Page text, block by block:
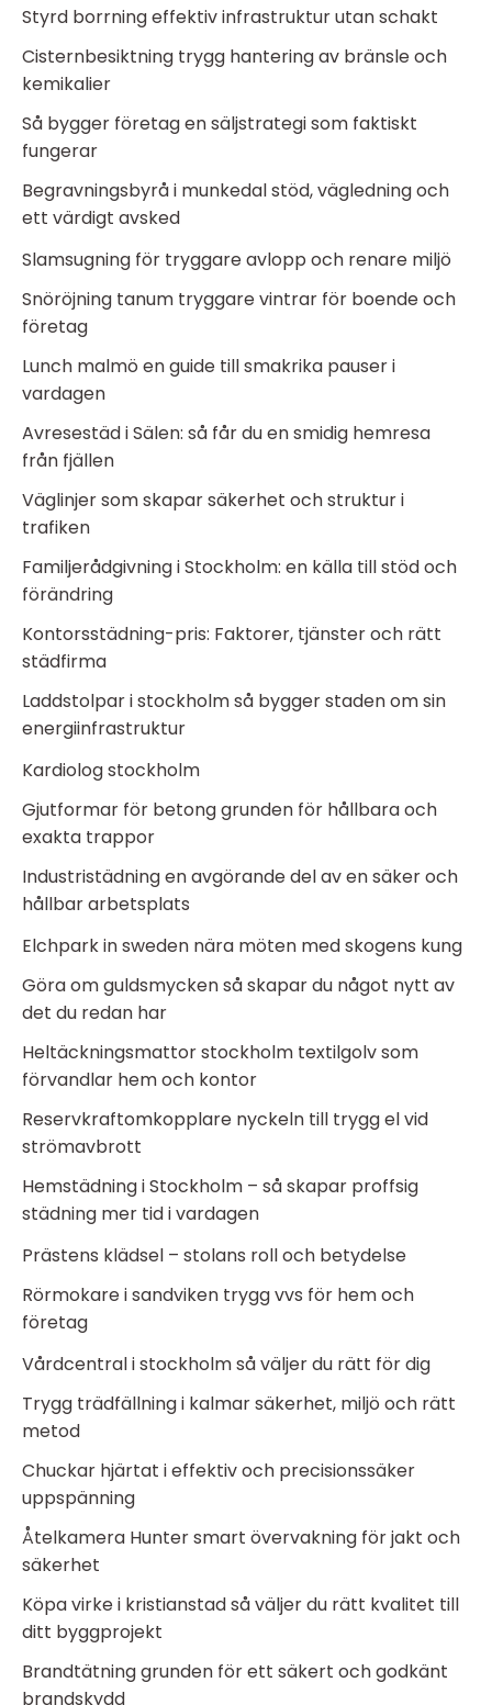
Styrd borrning effektiv infrastruktur utan schakt
Cisternbesiktning trygg hantering av bränsle och
kemikalier
Så bygger företag en säljstrategi som faktiskt
fungerar
Begravningsbyrå i munkedal stöd, vägledning och
ett värdigt avsked
Slamsugning för tryggare avlopp och renare miljö
Snöröjning tanum tryggare vintrar för boende och
företag
Lunch malmö en guide till smakrika pauser i
vardagen
Avresestäd i Sälen: så får du en smidig hemresa
från fjällen
Väglinjer som skapar säkerhet och struktur i
trafiken
Familjerådgivning i Stockholm: en källa till stöd och
förändring
Kontorsstädning-pris: Faktorer, tjänster och rätt
städfirma
Laddstolpar i stockholm så bygger staden om sin
energiinfrastruktur
Kardiolog stockholm
Gjutformar för betong grunden för hållbara och
exakta trappor
Industristädning en avgörande del av en säker och
hållbar arbetsplats
Elchpark in sweden nära möten med skogens kung
Göra om guldsmycken så skapar du något nytt av
det du redan har
Heltäckningsmattor stockholm textilgolv som
förvandlar hem och kontor
Reservkraftomkopplare nyckeln till trygg el vid
strömavbrott
Hemstädning i Stockholm – så skapar proffsig
städning mer tid i vardagen
Prästens klädsel – stolans roll och betydelse
Rörmokare i sandviken trygg vvs för hem och
företag
Vårdcentral i stockholm så väljer du rätt för dig
Trygg trädfällning i kalmar säkerhet, miljö och rätt
metod
Chuckar hjärtat i effektiv och precisionssäker
uppspänning
Åtelkamera Hunter smart övervakning för jakt och
säkerhet
Köpa virke i kristianstad så väljer du rätt kvalitet till
ditt byggprojekt
Brandtätning grunden för ett säkert och godkänt
brandskydd